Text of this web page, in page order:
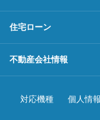
住宅ローン
不動産会社情報
対応機種 個人情